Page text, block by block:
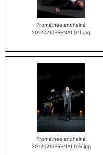
Prométhée enchaîné
20120210PRENAL011.jpg
Prométhée enchaîné
20120210PRENAL016.jpg